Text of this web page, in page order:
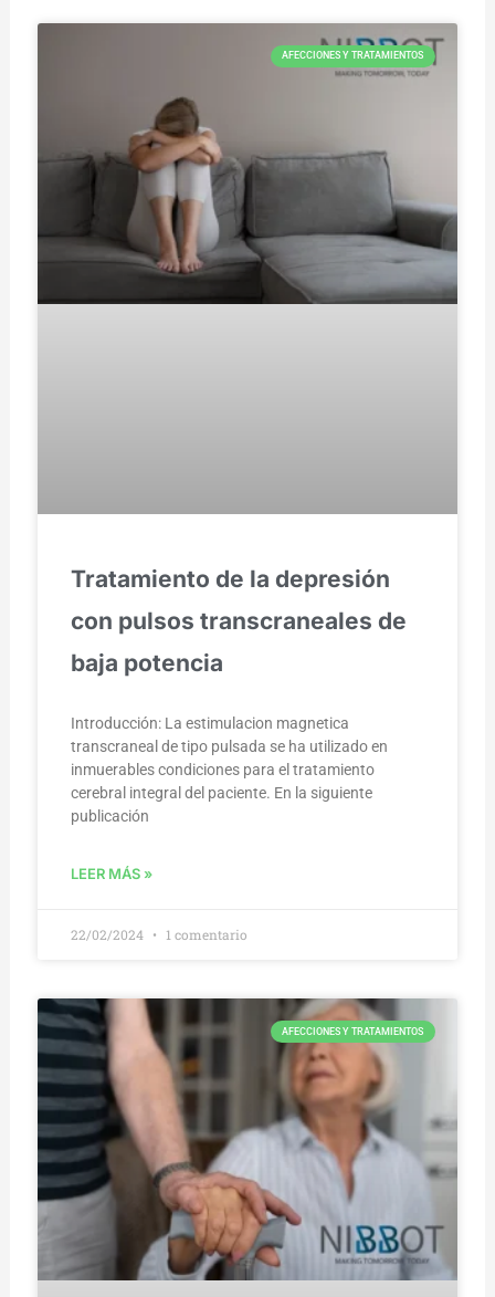
AFECCIONES Y TRATAMIENTOS
Tratamiento de la depresión
con pulsos transcraneales de
baja potencia
Introducción: La estimulacion magnetica
transcraneal de tipo pulsada se ha utilizado en
inmuerables condiciones para el tratamiento
cerebral integral del paciente. En la siguiente
publicación
LEER MÁS »
22/02/2024 1 comentario
AFECCIONES Y TRATAMIENTOS